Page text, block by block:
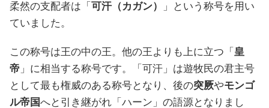
柔然の支配者は「 可汗（カガン）
」という称号を用い
ていました。
この称号は王の中の王。他の王よりも上に立つ「 皇
帝 」に相当する称号です。「可汗」は遊牧民の君主号
として最も権威のある称号となり、後の突厥やモンゴ
ル帝国へと引き継がれ「ハーン」の語源となりまし